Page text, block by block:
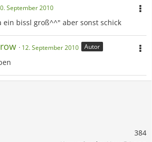
September 2010
ein bissl groß^^" aber sonst schick
12. September 2010 Autor
384